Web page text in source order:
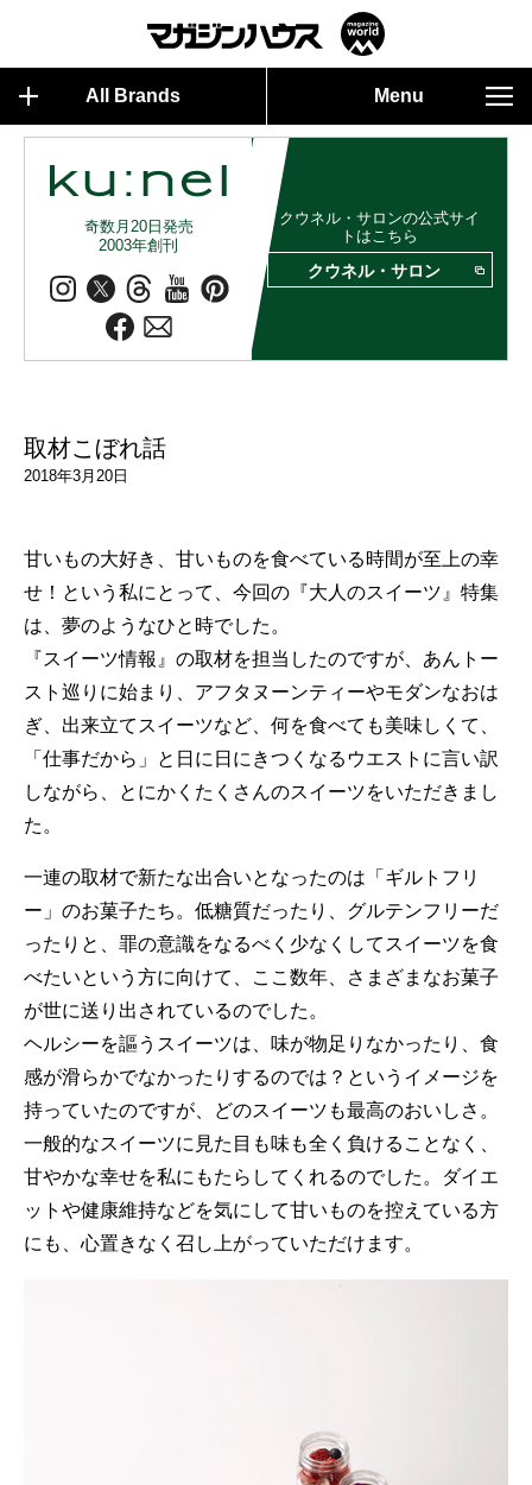
All Brands Menu
奇数月20日発売
2003年創刊
クウネル・サロンの公式サイ
トはこちら
クウネル・サロン
取材こぼれ話
2018年3月20日
甘いもの大好き、甘いものを食べている時間が至上の幸
せ！という私にとって、今回の『大人のスイーツ』特集
は、夢のようなひと時でした。
『スイーツ情報』の取材を担当したのですが、あんトー
スト巡りに始まり、アフタヌーンティーやモダンなおは
ぎ、出来立てスイーツなど、何を食べても美味しくて、
「仕事だから」と日に日にきつくなるウエストに言い訳
しながら、とにかくたくさんのスイーツをいただきまし
た。
一連の取材で新たな出合いとなったのは「ギルトフリ
ー」のお菓子たち。低糖質だったり、グルテンフリーだ
ったりと、罪の意識をなるべく少なくしてスイーツを食
べたいという方に向けて、ここ数年、さまざまなお菓子
が世に送り出されているのでした。
ヘルシーを謳うスイーツは、味が物足りなかったり、食
感が滑らかでなかったりするのでは？というイメージを
持っていたのですが、どのスイーツも最高のおいしさ。
一般的なスイーツに見た目も味も全く負けることなく、
甘やかな幸せを私にもたらしてくれるのでした。ダイエ
ットや健康維持などを気にして甘いものを控えている方
にも、心置きなく召し上がっていただけます。